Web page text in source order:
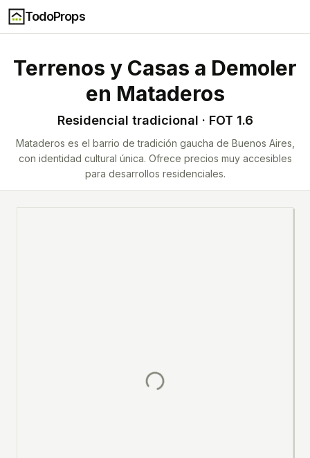
TodoProps
Terrenos y Casas a Demoler
en Mataderos
Residencial tradicional · FOT 1.6
Mataderos es el barrio de tradición gaucha de Buenos Aires,
con identidad cultural única. Ofrece precios muy accesibles
para desarrollos residenciales.